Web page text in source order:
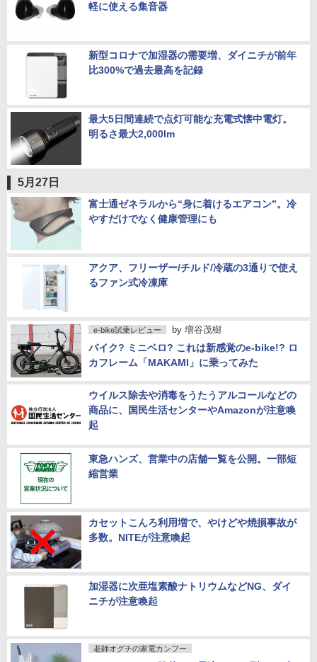
軽に使える集音器
新型コロナで加湿器の需要増、ダイニチが前年
比300%で過去最高を記録
最大5日間連続で点灯可能な充電式懐中電灯。
明るさ最大2,000lm
5月27日
富士通ゼネラルから“身に着けるエアコン”。冷
やすだけでなく健康管理にも
アクア、フリーザー/チルド/冷蔵の3通りで使え
るファン式冷凍庫
e-bike試乗レビュー by 増谷茂樹
バイク? ミニベロ? これは新感覚のe-bike!? ロ
カフレーム「MAKAMI」に乗ってみた
ウイルス除去や消毒をうたうアルコールなどの
商品に、国民生活センターやAmazonが注意喚
起
東急ハンズ、営業中の店舗一覧を公開。一部短
縮営業
カセットこんろ利用増で、やけどや焼損事故が
多数。NITEが注意喚起
加湿器に次亜塩素酸ナトリウムなどNG、ダイ
ニチが注意喚起
老師オグチの家電カンフー